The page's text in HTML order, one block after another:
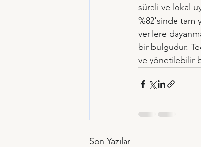
süreli ve lokal
%82'sinde tam
verilere
bir bulgudur.
ve yönetilebilir
Son Yazılar